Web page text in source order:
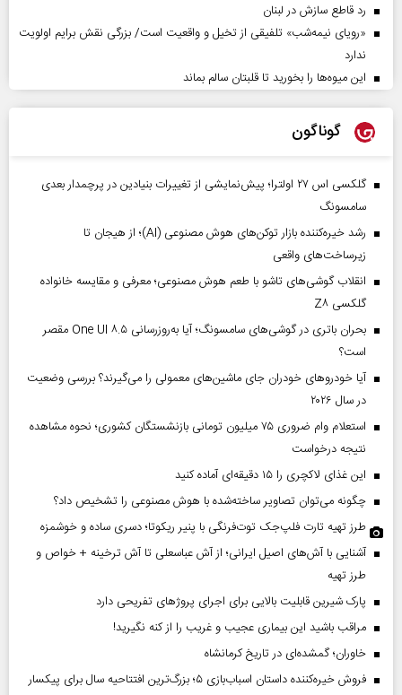
رد قاطع سازش در لبنان
«رویای نیمه‌شب» تلفیقی از تخیل و واقعیت است/ بزرگی نقش برایم اولویت
ندارد
این میوه‌ها را بخورید تا قلبتان سالم بماند
گوناگون
گلکسی اس ۲۷ اولترا؛ پیش‌نمایشی از تغییرات بنیادین در پرچمدار بعدی
سامسونگ
رشد خیره‌کننده بازار توکن‌های هوش مصنوعی (AI)؛ از هیجان تا
زیرساخت‌های واقعی
انقلاب گوشی‌های تاشو‌ با طعم هوش مصنوعی؛ معرفی و مقایسه خانواده
گلکسی Z۸
بحران باتری در گوشی‌های سامسونگ؛ آیا به‌روزرسانی One UI ۸.۵ مقصر
است؟
آیا خودروهای خودران جای ماشین‌های معمولی را می‌گیرند؟ بررسی وضعیت
در سال ۲۰۲۶
استعلام وام ضروری ۷۵ میلیون تومانی بازنشستگان کشوری؛ نحوه مشاهده
نتیجه درخواست
این غذای لاکچری را ۱۵ دقیقه‌ای آماده کنید
چگونه می‌توان تصاویر ساخته‌شده با هوش مصنوعی را تشخیص داد؟
طرز تهیه تارت فلپ‌جک توت‌فرنگی با پنیر ریکوتا؛ دسری ساده و خوشمزه
آشنایی با آش‌های اصیل ایرانی؛ از آش عباسعلی تا آش ترخینه + خواص و
طرز تهیه
پارک شیرین قابلیت‌ بالایی برای اجرای پروژهای تفریحی دارد
مراقب باشید این بیماری عجیب و غریب را از کنه نگیرید!
خاوران؛ گمشده‌ای در تاریخ کرمانشاه
فروش خیره‌کننده داستان اسباب‌بازی ۵؛ بزرگ‌ترین افتتاحیه سال برای پیکسار